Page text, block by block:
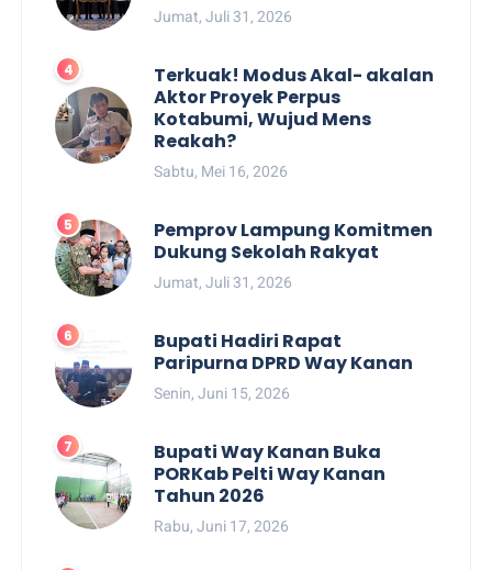
Jumat, Juli 31, 2026
Terkuak! Modus Akal- akalan
Aktor Proyek Perpus
Kotabumi, Wujud Mens
Reakah?
Sabtu, Mei 16, 2026
Pemprov Lampung Komitmen
Dukung Sekolah Rakyat
Jumat, Juli 31, 2026
Bupati Hadiri Rapat
Paripurna DPRD Way Kanan
Senin, Juni 15, 2026
Bupati Way Kanan Buka
PORKab Pelti Way Kanan
Tahun 2026
Rabu, Juni 17, 2026